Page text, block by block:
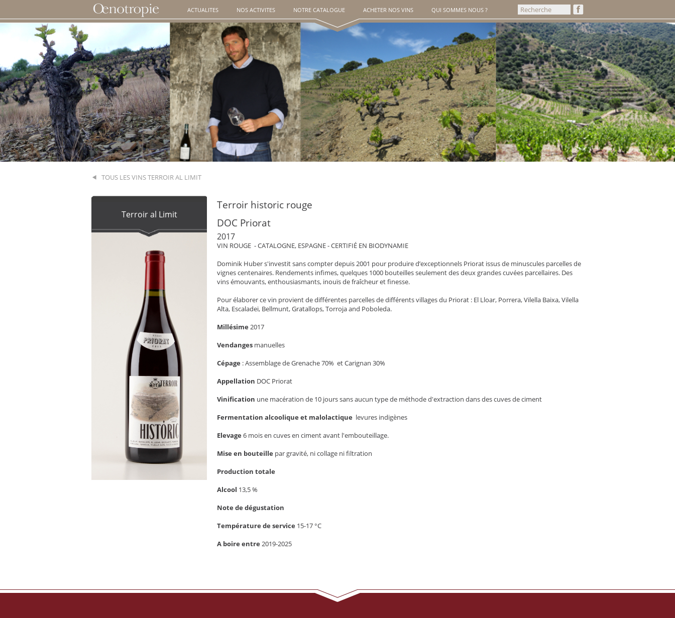
ACTUALITES NOS ACTIVITES NOTRE CATALOGUE ACHETER NOS VINS QUI SOMMES NOUS ?
TOUS LES VINS TERROIR AL LIMIT
Terroir al Limit
Terroir historic rouge
DOC Priorat
2017
VIN ROUGE - CATALOGNE, ESPAGNE - CERTIFIÉ EN BIODYNAMIE
Dominik Huber s'investit sans compter depuis 2001 pour produire d’exceptionnels Priorat issus de minuscules parcelles de
vignes centenaires. Rendements infimes, quelques 1000 bouteilles seulement des deux grandes cuvées parcellaires. Des
vins émouvants, enthousiasmants, inouïs de fraîcheur et finesse.
Pour élaborer ce vin provient de différentes parcelles de différents villages du Priorat : El Lloar, Porrera, Vilella Baixa, Vilella
Alta, Escaladei, Bellmunt, Gratallops, Torroja and Poboleda.
Millésime 2017
Vendanges manuelles
Cépage : Assemblage de Grenache 70% et Carignan 30%
Appellation DOC Priorat
Vinification une macération de 10 jours sans aucun type de méthode d'extraction dans des cuves de ciment
Fermentation alcoolique et malolactique levures indigènes
Elevage 6 mois en cuves en ciment avant l'embouteillage.
Mise en bouteille par gravité, ni collage ni filtration
Production totale
Alcool 13,5 %
Note de dégustation
Température de service 15-17 °C
A boire entre 2019-2025